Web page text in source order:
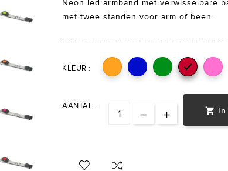

Neon led armband met verwisselbare
met twee standen voor arm of been.
KLEUR : 
AANTAL :  In